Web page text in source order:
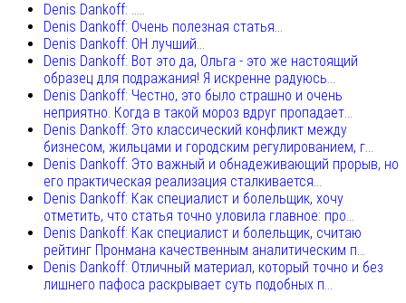
Denis Dankoff: .....
Denis Dankoff: Очень полезная статья...
Denis Dankoff: ОН лучший...
Denis Dankoff: Вот это да, Ольга - это же настоящий
образец для подражания! Я искренне радуюсь...
Denis Dankoff: Честно, это было страшно и очень
неприятно. Когда в такой мороз вдруг пропадает...
Denis Dankoff: Это классический конфликт между
бизнесом, жильцами и городским регулированием, г...
Denis Dankoff: Это важный и обнадеживающий прорыв, но
его практическая реализация сталкивается...
Denis Dankoff: Как специалист и болельщик, хочу
отметить, что статья точно уловила главное: про...
Denis Dankoff: Как специалист и болельщик, считаю
рейтинг Пронмана качественным аналитическим п...
Denis Dankoff: Отличный материал, который точно и без
лишнего пафоса раскрывает суть подобных п...